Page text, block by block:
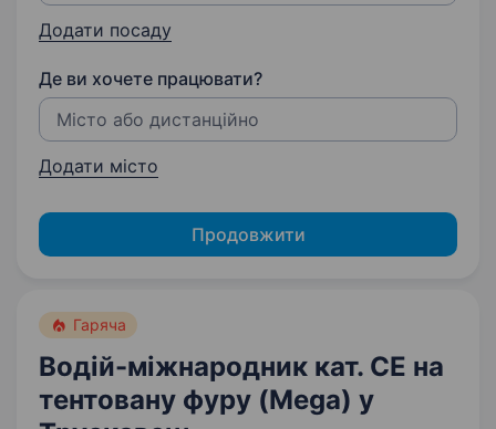
Додати посаду
Де ви хочете працювати?
Додати місто
Продовжити
Гаряча
Водій-міжнародник кат. CE на
тентовану фуру (Mega) у